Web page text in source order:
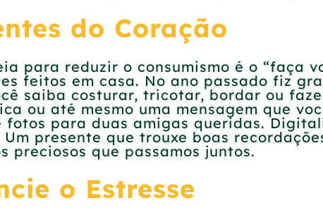
do Coração
para reduzir o consumismo é o “faça
feitos em casa. No ano passado fiz
saiba costurar, tricotar, bordar ou
ou até mesmo uma mensagem que
fotos para duas amigas queridas.
presente que trouxe boas
preciosos que passamos juntos.
o Estresse